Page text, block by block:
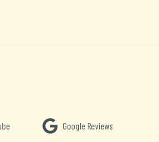
Google Reviews